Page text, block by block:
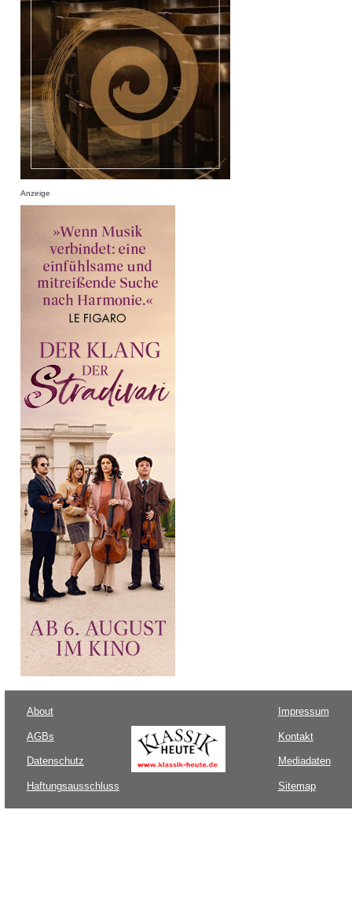
Anzeige
About
AGBs
Datenschutz
Haftungsausschluss
Impressum
Kontakt
Mediadaten
Sitemap